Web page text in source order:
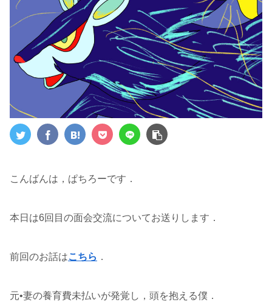
こんばんは，ぱちろーです．
本日は6回目の面会交流についてお送りします．
前回のお話はこちら ．
元•妻の養育費未払いが発覚し，頭を抱える僕．